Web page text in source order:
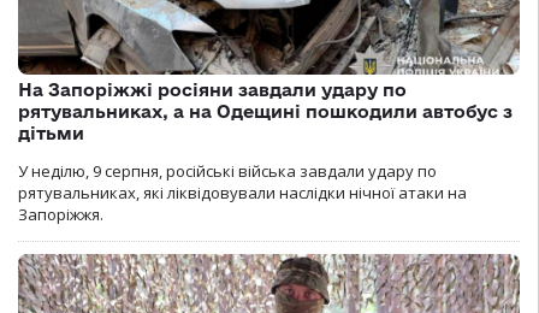
На Запоріжжі росіяни завдали удару по
рятувальниках, а на Одещині пошкодили автобус з
дітьми
У неділю, 9 серпня, російські війська завдали удару по
рятувальниках, які ліквідовували наслідки нічної атаки на
Запоріжжя.